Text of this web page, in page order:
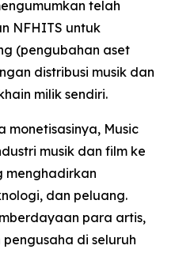
telah
NFHITS untuk
(pengubahan aset
distribusi musik dan
milik sendiri.
monetisasinya, Music
musik dan film ke
menghadirkan
dan peluang.
para artis,
di seluruh